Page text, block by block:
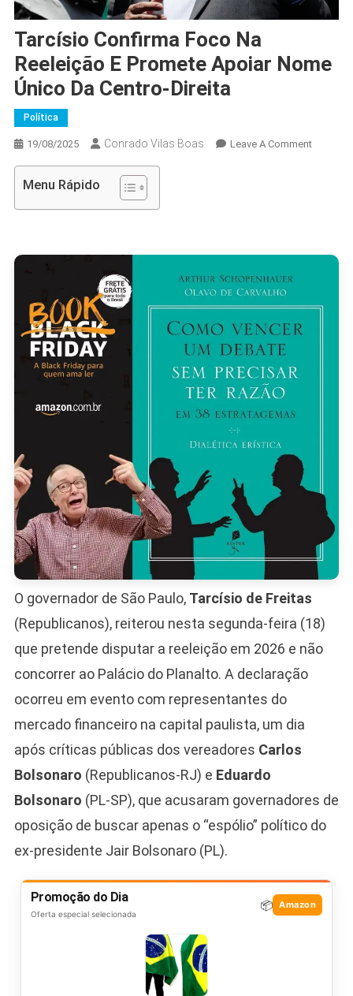
Tarcísio Confirma Foco Na
Reeleição E Promete Apoiar Nome
Único Da Centro-Direita
Política
19/08/2025 Conrado Vilas Boas Leave A CommentOn
Nome
Menu Rápido
O governador de São Paulo, Tarcísio de Freitas
(Republicanos), reiterou nesta segunda-feira (18)
que pretende disputar a reeleição em 2026 e não
concorrer ao Palácio do Planalto. A declaração
ocorreu em evento com representantes do
mercado financeiro na capital paulista, um dia
após críticas públicas dos vereadores Carlos
Bolsonaro (Republicanos-RJ) e Eduardo
Bolsonaro (PL-SP), que acusaram governadores de
oposição de buscar apenas o “espólio” político do
ex-presidente Jair Bolsonaro (PL).
Promoção do Dia
Oferta especial selecionada
📦 Amazon